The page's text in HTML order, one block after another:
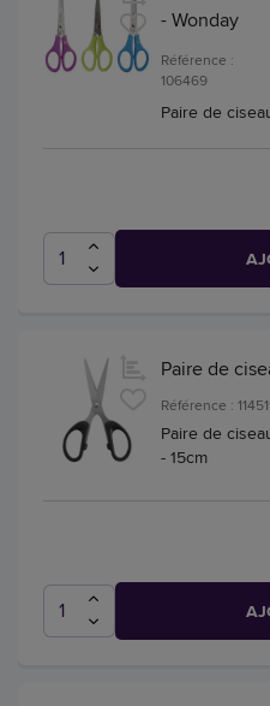
- Wonday
Référence :
106469
Paire de
Paire de
Référence :
Paire de
- 15cm